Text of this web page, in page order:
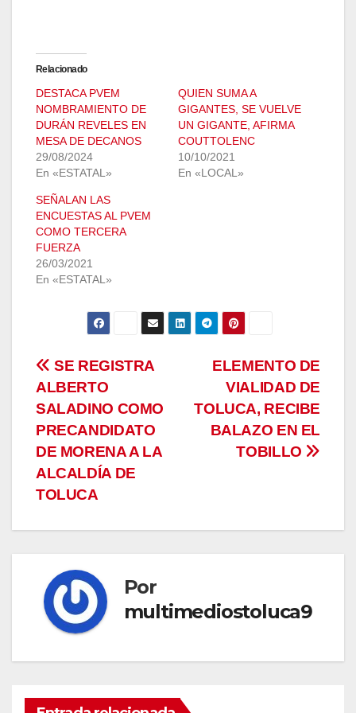
Relacionado
DESTACA PVEM
NOMBRAMIENTO DE
DURÁN REVELES EN
MESA DE DECANOS
29/08/2024
En «ESTATAL»
QUIEN SUMA A
GIGANTES, SE VUELVE
UN GIGANTE, AFIRMA
COUTTOLENC
10/10/2021
En «LOCAL»
SEÑALAN LAS
ENCUESTAS AL PVEM
COMO TERCERA
FUERZA
26/03/2021
En «ESTATAL»
Navegación
de
entradas
ELEMENTO DE
VIALIDAD DE
TOLUCA, RECIBE
BALAZO EN EL
TOBILLO
SE REGISTRA
ALBERTO
SALADINO COMO
PRECANDIDATO
DE MORENA A LA
ALCALDÍA DE
TOLUCA
Por
multimediostoluca9